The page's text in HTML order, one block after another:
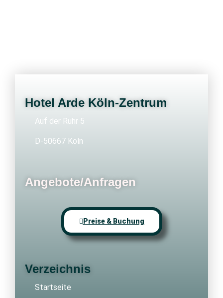
Hotel Arde Köln-Zentrum
Auf der Ruhr 5
D-50667 Köln
Angebote/Anfragen
Preise & Buchung
Verzeichnis
Startseite